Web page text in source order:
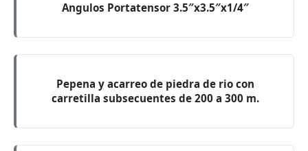
Angulos Portatensor 3.5″x3.5″x1/4″
Pepena y acarreo de piedra de rio con
carretilla subsecuentes de 200 a 300 m.